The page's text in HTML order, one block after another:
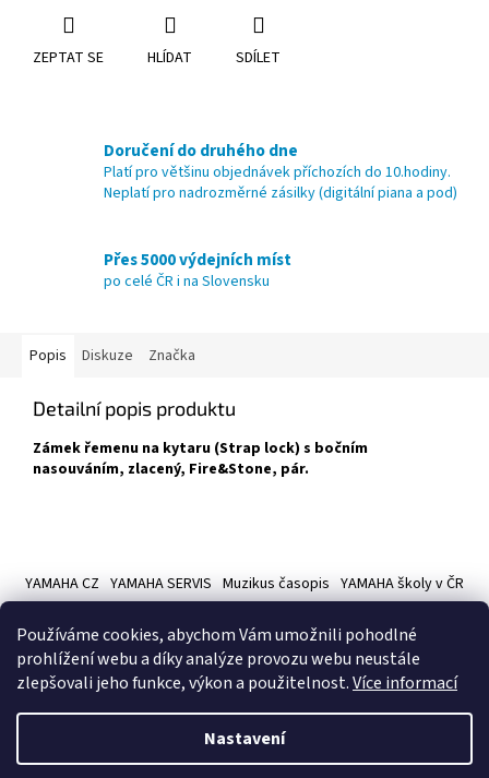
Používáme cookies, abychom Vám umožnili pohodlné
prohlížení webu a díky analýze provozu webu neustále
zlepšovali jeho funkce, výkon a použitelnost.Více informací
Nastavení
ZEPTAT SE HLÍDAT SDÍLET
Doručení do druhého dne
Platí pro většinu objednávek příchozích do 10.hodiny.
Neplatí pro nadrozměrné zásilky (digitální piana a pod)
Přes 5000 výdejních míst
po celé ČR i na Slovensku
Popis Diskuze Značka
Detailní popis produktu
Zámek řemenu na kytaru (Strap lock) s bočním
nasouváním, zlacený, Fire&Stone, pár.
p
YAMAHA CZ YAMAHA SERVIS Muzikus časopis YAMAHA školy v ČR